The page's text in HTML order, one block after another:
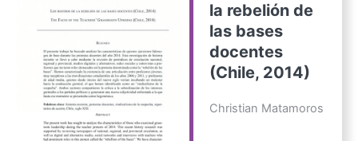
la rebelión de
las bases
docentes
(Chile, 2014)
Christian Matamoros